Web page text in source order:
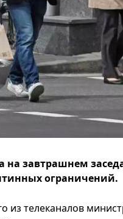
на завтрашнем
ограничений.
из телеканалов